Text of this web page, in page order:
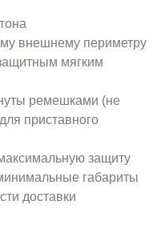
внешнему периметру
мягким
ремешками (не
приставного
защиту
габариты
доставки